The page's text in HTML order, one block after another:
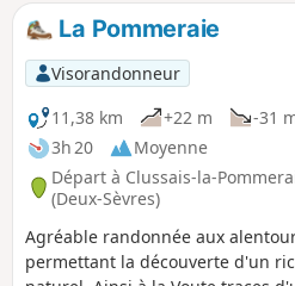
information, le mot «alleu» nous
désigne une terre sans seigneur.
La Pommeraie
Visorandonneur
11,38 km
+22 m
-31
3h 20
Moyenne
Départ à Clussais-la-
(Deux-Sèvres)
Agréable randonnée aux
permettant la découverte d'un